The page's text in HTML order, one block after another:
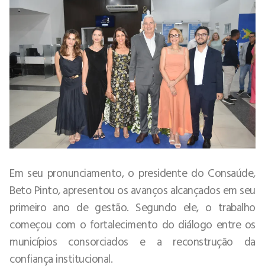
Em seu pronunciamento, o presidente do Consaúde,
Beto Pinto, apresentou os avanços alcançados em seu
primeiro ano de gestão. Segundo ele, o trabalho
começou com o fortalecimento do diálogo entre os
municípios consorciados e a reconstrução da
confiança institucional.